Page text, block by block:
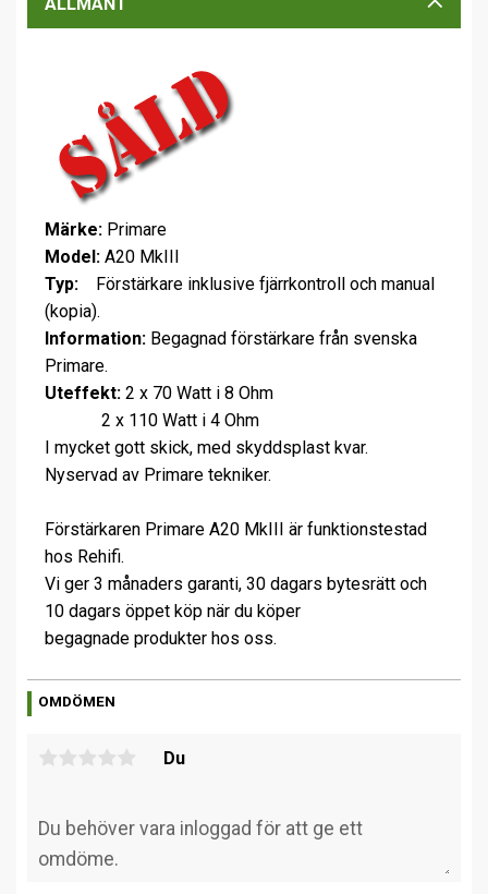
Märke: Primare
Model: A20 MkIII
Typ: Förstärkare inklusive fjärrkontroll och manual
(kopia).
Information: Begagnad förstärkare från svenska
Primare.
Uteffekt: 2 x 70 Watt i 8 Ohm
2 x 110 Watt i 4 Ohm
I mycket gott skick, med skyddsplast kvar.
Nyservad av Primare tekniker.
Förstärkaren Primare A20 MkIII är funktionstestad
hos Rehifi.
Vi ger 3 månaders garanti, 30 dagars bytesrätt och
10 dagars öppet köp när du köper
begagnade produkter hos oss.
OMDÖMEN
Du